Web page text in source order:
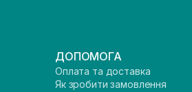
ДОПОМОГА
Оплата та доставка
Як зробити замовлення